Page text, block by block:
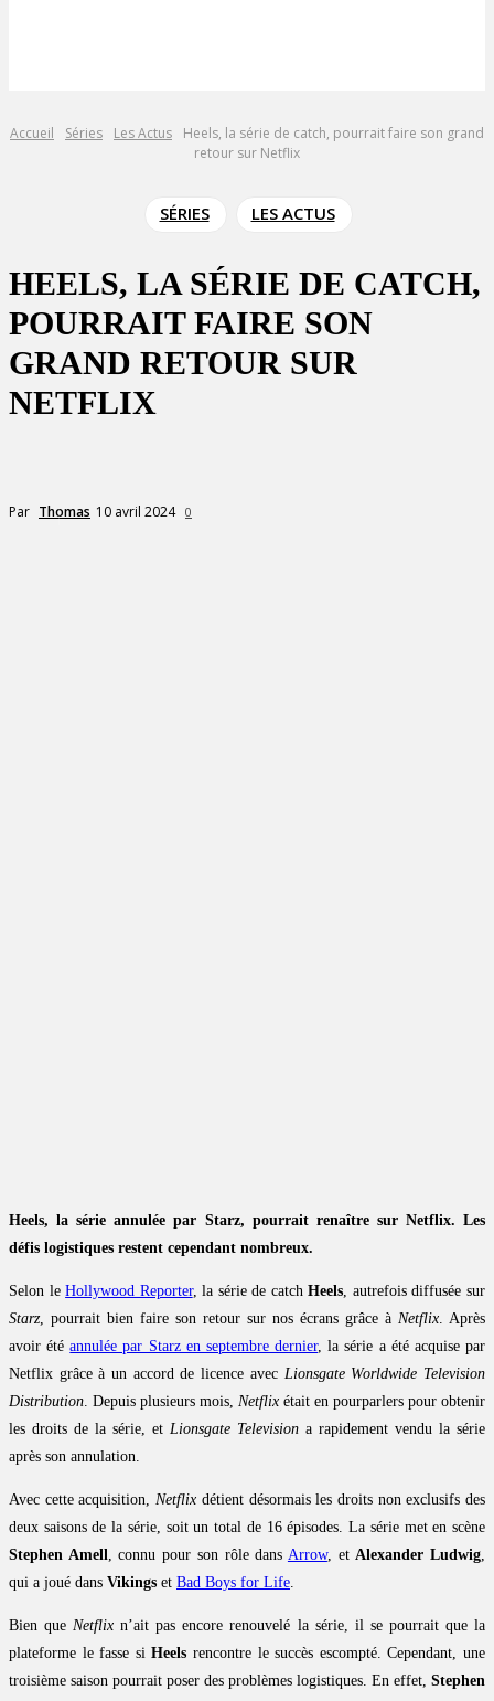
Accueil Séries Les Actus
Heels, la série de catch, pourrait faire son grand
retour sur Netflix
SÉRIES LES ACTUS
HEELS, LA SÉRIE DE CATCH,
POURRAIT FAIRE SON
GRAND RETOUR SUR
NETFLIX
Par Thomas 10 avril 2024 0
Heels, la série annulée par Starz, pourrait renaître sur Netflix. Les
défis logistiques restent cependant nombreux.
Selon leHollywood Reporter, la série de catchHeels, autrefois diffusée sur
Starz, pourrait bien faire son retour sur nos écrans grâce à Netflix. Après
avoir étéannulée par Starz en septembre dernier, la série a été acquise par
Netflix grâce à un accord de licence avec Lionsgate Worldwide Television
Distribution. Depuis plusieurs mois, Netflix était en pourparlers pour obtenir
les droits de la série, et Lionsgate Television a rapidement vendu la série
après son annulation.
Avec cette acquisition,Netflix détient désormais les droits non exclusifs des
deux saisons de la série, soit un total de 16 épisodes. La série met en scène
Stephen Amell, connu pour son rôle dans Arrow, etAlexander Ludwig,
qui a joué dans Vikings et Bad Boys for Life.
Bien queNetflix n’ait pas encore renouvelé la série, il se pourrait que la
plateforme le fasse siHeels rencontre le succès escompté. Cependant, une
troisième saison pourrait poser des problèmes logistiques. En effet, Stephen